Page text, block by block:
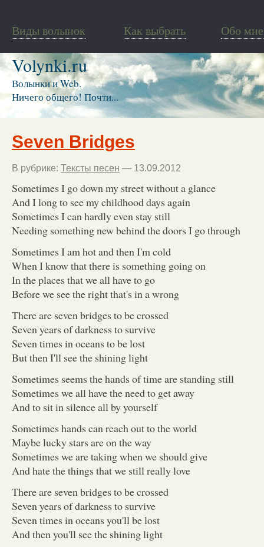
Виды волынок Как выбрать Обо мне
Volynki.ru
Волынки и Web.
Ничего общего! Почти...
Seven Bridges
В рубрике: Тексты песен — 13.09.2012
Sometimes I go down my street without a glance
And I long to see my childhood days again
Sometimes I can hardly even stay still
Needing something new behind the doors I go through
Sometimes I am hot and then I'm cold
When I know that there is something going on
In the places that we all have to go
Before we see the right that's in a wrong
There are seven bridges to be crossed
Seven years of darkness to survive
Seven times in oceans to be lost
But then I'll see the shining light
Sometimes seems the hands of time are standing still
Sometimes we all have the need to get away
And to sit in silence all by yourself
Sometimes hands can reach out to the world
Maybe lucky stars are on the way
Sometimes we are taking when we should give
And hate the things that we still really love
There are seven bridges to be crossed
Seven years of darkness to survive
Seven times in oceans you'll be lost
And then you'll see the shining light